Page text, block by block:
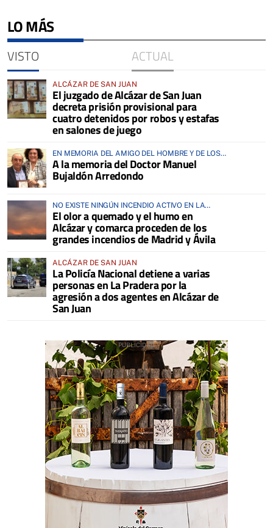
LO MÁS
VISTO ACTUAL
ALCÁZAR DE SAN JUAN
El juzgado de Alcázar de San Juan
decreta prisión provisional para
cuatro detenidos por robos y estafas
en salones de juego
EN MEMORIA DEL AMIGO DEL HOMBRE Y DE LOS
ANIMALES
A la memoria del Doctor Manuel
Bujaldón Arredondo
NO EXISTE NINGÚN INCENDIO ACTIVO EN LA
COMARCA
El olor a quemado y el humo en
Alcázar y comarca proceden de los
grandes incendios de Madrid y Ávila
ALCÁZAR DE SAN JUAN
La Policía Nacional detiene a varias
personas en La Pradera por la
agresión a dos agentes en Alcázar de
San Juan